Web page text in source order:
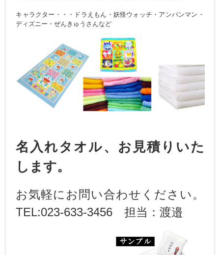
キャラクター・・・ドラえもん・妖怪ウォッチ・アンパンマン・
ディズニー・ぜんきゅうさんなど
名入れタオル、お見積りいた
します。
お気軽にお問い合わせください。
TEL:023-633-3456 担当：渡邉